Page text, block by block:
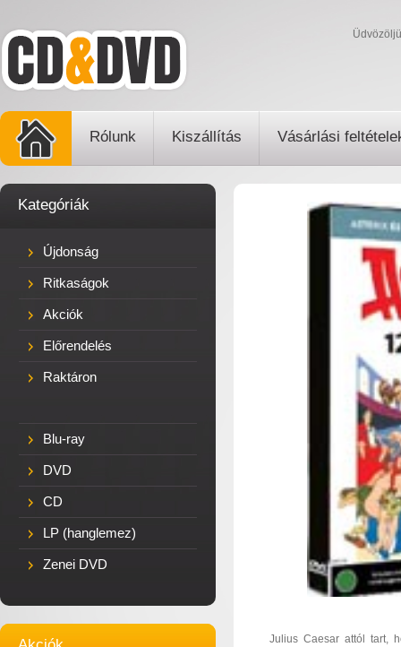
Rólunk Kiszállítás Vásárlási
Kategóriák
Újdonság
Ritkaságok
Akciók
Előrendelés
Raktáron
Blu-ray
DVD
CD
LP (hanglemez)
Zenei DVD
Julius Caesar attól tart,